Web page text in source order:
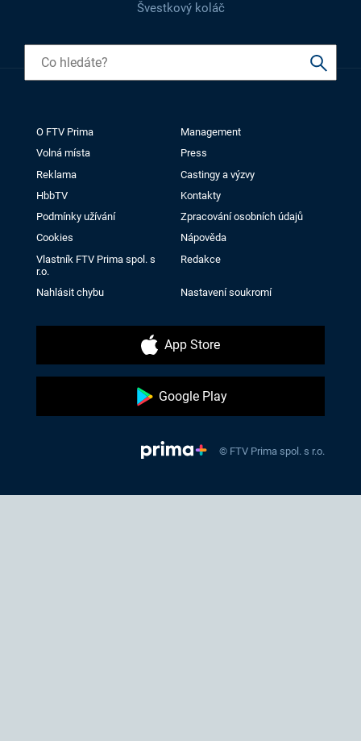
Švestkový koláč
O FTV Prima
Management
Volná místa
Press
Reklama
Castingy a výzvy
HbbTV
Kontakty
Podmínky užívání
Zpracování osobních údajů
Cookies
Nápověda
Vlastník FTV Prima spol. s
r.o.
Redakce
Nahlásit chybu Nastavení soukromí
App Store
Google Play
© FTV Prima spol. s r.o.